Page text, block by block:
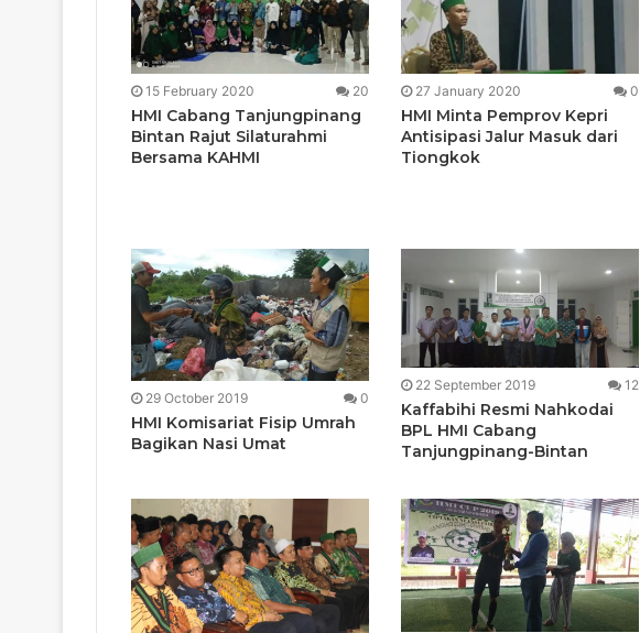
15 February 2020 20
HMI Cabang Tanjungpinang
Bintan Rajut Silaturahmi
Bersama KAHMI
27 January 2020 0
HMI Minta Pemprov Kepri
Antisipasi Jalur Masuk dari
Tiongkok
29 October 2019 0
HMI Komisariat Fisip Umrah
Bagikan Nasi Umat
22 September 2019 12
Kaffabihi Resmi Nahkodai
BPL HMI Cabang
Tanjungpinang-Bintan